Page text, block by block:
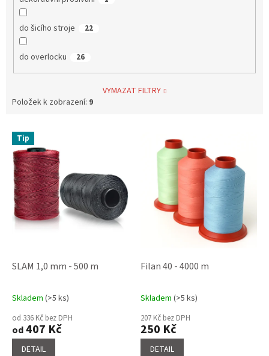
do šicího stroje 22
do overlocku 26
VYMAZAT FILTRY
Položek k zobrazení: 9
Tip
SLAM 1,0 mm - 500 m
Průměrné
hodnocení
produktu
je
4,6
Skladem (>5 ks)
od 336 Kč bez DPH
od407 Kč
DETAIL
Filan 40 - 4000 m
Průměrné
hodnocení
produktu
je
4,1
Skladem (>5 ks)
207 Kč bez DPH
250 Kč
DETAIL